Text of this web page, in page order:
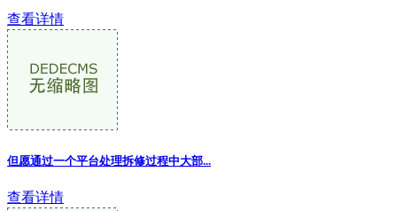
查看详情
但愿通过一个平台处理拆修过程中大部...
查看详情